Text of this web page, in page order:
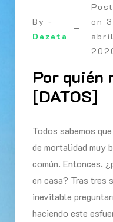
By -
Dezeta
on 3
Por quién
[DATOS]
Todos sabemos
de mortalidad muy
común. Entonces,
en casa? Tras tres
inevitable
haciendo este